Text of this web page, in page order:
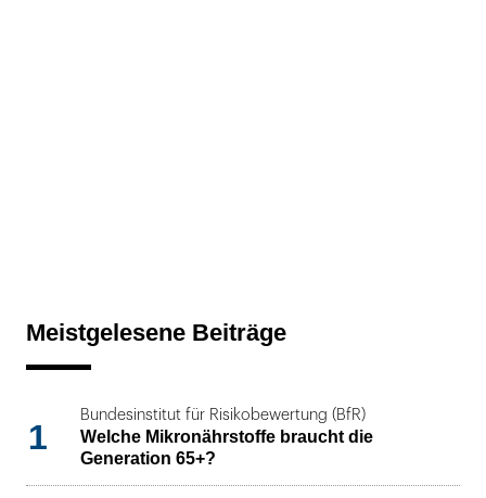
Meistgelesene Beiträge
1
Bundesinstitut für Risikobewertung (BfR)
Welche Mikronährstoffe braucht die
Generation 65+?